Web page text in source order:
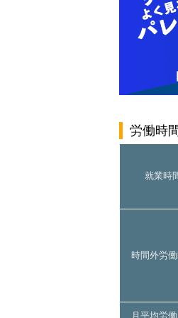
労働時
就業時
時間外労
月平均労